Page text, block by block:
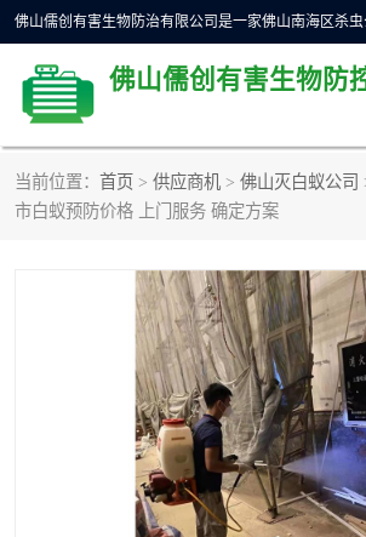
当前位置： 首页 > 供应商机 > 佛山灭白蚁公司
市白蚁预防价格 上门服务 确定方案
除四害公司
佛山白
佛山灭白蚁公司 佛山杀
佛山除四害公司 灭鼠
消杀
灭跳蚤